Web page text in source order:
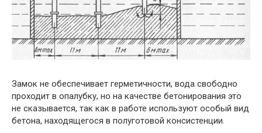
Замок не обеспечивает герметичности, вода свободно
проходит в опалубку, но на качестве бетонирования это
не сказывается, так как в работе используют особый вид
бетона, находящегося в полуготовой консистенции.